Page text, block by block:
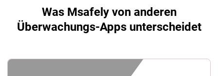
Was Msafely von anderen
Überwachungs-Apps unterscheidet